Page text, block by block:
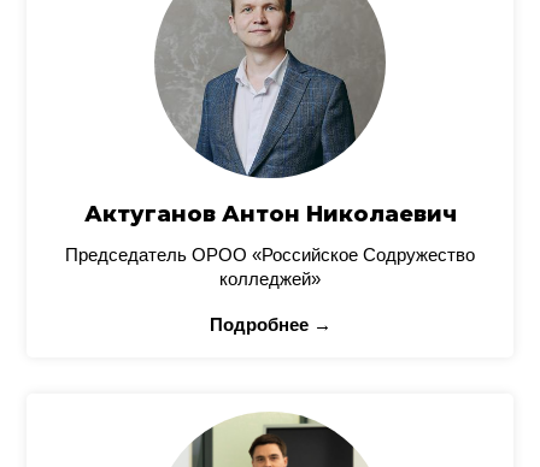
Актуганов Антон Николаевич
Председатель ОРОО «Российское Содружество
колледжей»
Подробнее →